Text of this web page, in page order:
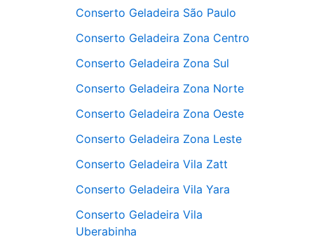
Conserto Geladeira São Paulo
Conserto Geladeira Zona Centro
Conserto Geladeira Zona Sul
Conserto Geladeira Zona Norte
Conserto Geladeira Zona Oeste
Conserto Geladeira Zona Leste
Conserto Geladeira Vila Zatt
Conserto Geladeira Vila Yara
Conserto Geladeira Vila
Uberabinha